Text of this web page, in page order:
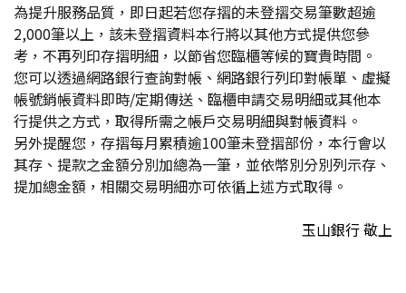
為提升服務品質，即日起若您存摺的未登摺交易筆數超逾
2,000筆以上，該未登摺資料本行將以其他方式提供您參
考，不再列印存摺明細，以節省您臨櫃等候的寶貴時間。
您可以透過網路銀行查詢對帳、網路銀行列印對帳單、虛擬
帳號銷帳資料即時/定期傳送、臨櫃申請交易明細或其他本
行提供之方式，取得所需之帳戶交易明細與對帳資料。
另外提醒您，存摺每月累積逾100筆未登摺部份，本行會以
其存、提款之金額分別加總為一筆，並依幣別分別列示存、
提加總金額，相關交易明細亦可依循上述方式取得。
玉山銀行 敬上